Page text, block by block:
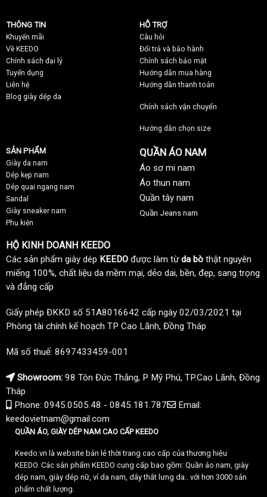
THÔNG TIN
Khuyến mãi
Về KEEDO
Chính sách đại lý
Tuyển dụng
Liên hệ
Blog giày dép da
HỖ TRỢ
Câu hỏi
Đổi trả và bảo hành
Chính sách bảo mật
Hướng dẫn mua hàng
Hướng dẫn thanh toán
Chính sách vận chuyển
Hướng dẫn chọn size
SẢN PHẨM
Giày da nam
Dép kẹp nam
Dép quai ngang nam
Sandal
Giày sneaker nam
Phụ kiện
QUẦN ÁO NAM
Áo sơ mi nam
Áo thun nam
Quần tây nam
Quần Jeans nam
HỘ KINH DOANH KEEDO
Các sản phẩm giày dép KEEDO được làm từda bò thật nguyên
miếng 100%, chất liệu da mềm mại, dẻo dai, bền, đẹp, sang trọng
và đẳng cấp
Giấy phép ĐKKD số 51A8016642 cấp ngày 02/03/2021 tại
Phòng tài chính kế hoạch TP Cao Lãnh, Đồng Tháp
Mã số thuế: 8697433459-001
Showroom: 98 Tôn Đức Thắng, P Mỹ Phú, TP.Cao Lãnh, Đồng
Tháp
Phone: 0945.0505.48 - 0845.181.787
Email:
keedovietnam@gmail.com
QUẦN ÁO, GIÀY DÉP NAM CAO CẤP KEEDO
Keedo.vn là website bán lẻ thời trang cao cấp của thương hiệu
KEEDO. Các sản phẩm KEEDO cung cấp bao gồm: Quần áo nam, giày
dép nam, giày dép nữ, ví da nam, dây thắt lưng da.. với hơn 3000 sản
phẩm chất lượng.